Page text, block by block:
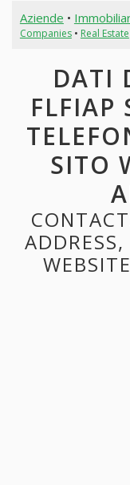
Aziende •
Companies• Real Estate
DATI
FLFIAP
SITO